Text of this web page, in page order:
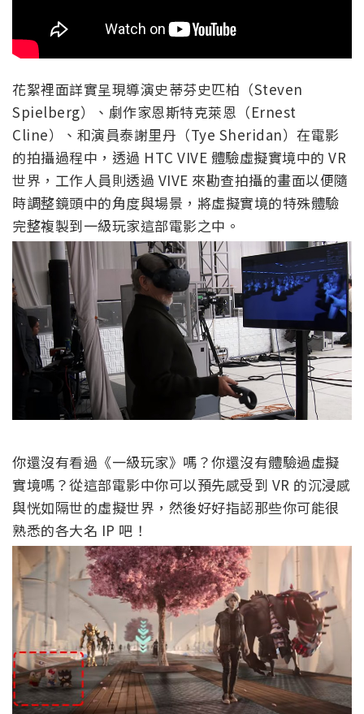
花絮裡面詳實呈現導演史蒂芬史匹柏（Steven
Spielberg）、劇作家恩斯特克萊恩（Ernest
Cline）、和演員泰謝里丹（Tye Sheridan）在電影
的拍攝過程中，透過 HTC VIVE 體驗虛擬實境中的 VR
世界，工作人員則透過 VIVE 來勘查拍攝的畫面以便隨
時調整鏡頭中的角度與場景，將虛擬實境的特殊體驗
完整複製到一級玩家這部電影之中。
你還沒有看過《一級玩家》嗎？你還沒有體驗過虛擬
實境嗎？從這部電影中你可以預先感受到 VR 的沉浸感
與恍如隔世的虛擬世界，然後好好指認那些你可能很
熟悉的各大名 IP 吧！